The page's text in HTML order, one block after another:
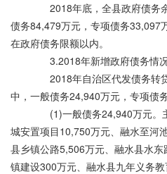
2018年底，全县政府债务
债务84,479万元，专项债务33,097
在政府债务限额以内。
3.2018年新增政府债务情
2018年自治区代发债务转
中，一般债务24,940万元，专项债
(1)一般债务24,940万元。
城安置项目10,750万元、融水至河
县乡镇公路5,506万元、融水县水
镇建设300万元、融水县九年义务